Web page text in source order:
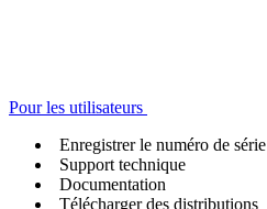
Pour les utilisateurs
Enregistrer le numéro de série
Support technique
Documentation
Télécharger des distributions